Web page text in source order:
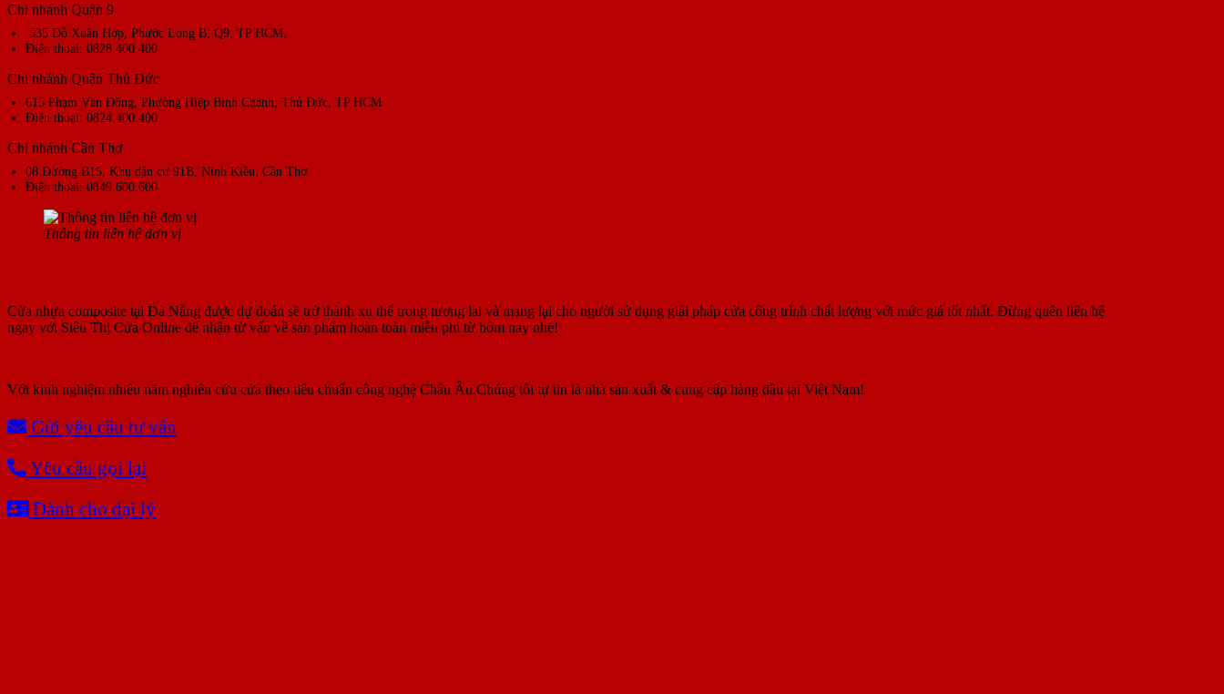
Chi nhánh Quận 9
535 Đỗ Xuân Hợp, Phước Long B, Q9, TP HCM.
Điện thoại: 0828.400.400
Chi nhánh Quận Thủ Đức
615 Phạm Văn Đồng, Phường Hiệp Bình Chánh, Thủ Đức, TP HCM
Điện thoại: 0824.400.400
Chi nhánh Cần Thơ
08 Đường B15, Khu dân cư 91B, Ninh Kiều, Cần Thơ
Điện thoại: 0849.600.600
Thông tin liên hệ đơn vị
Cửa nhựa composite tại Đà Nẵng được dự đoán sẽ trở thành xu thế trong tương lai và mang lại cho người sử dụng giải pháp cửa công trình chất lượng với mức giá tốt nhất. Đừng quên liên hệ
ngay với Siêu Thị Cửa Online để nhận từ vấn về sản phẩm hoàn toàn miễn phí từ hôm nay nhé!
Với kinh nghiệm nhiêu năm nghiên cứu cửa theo tiêu chuẩn công nghệ Châu Âu.Chúng tôi tự tin là nhà sản xuất & cung cấp hàng đầu tại Việt Nam!
Gửi yêu cầu tư vấn
Yêu cầu gọi lại
Dành cho đại lý